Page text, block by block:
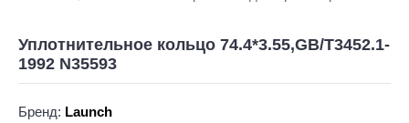
Уплотнительное кольцо 74.4*3.55,GB/T3452.1-
1992 N35593
Бренд: Launch